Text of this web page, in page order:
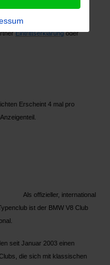
Eintrittserklärungoder
Erscheint 4 mal pro
Als offizieller, international
ist der BMW V8 Club
seit Januar 2003 einen
die sich mit klassischen